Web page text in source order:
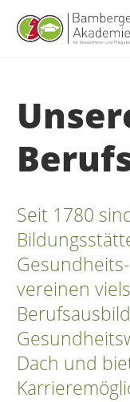
Seit 1780
vereinen
Dach und